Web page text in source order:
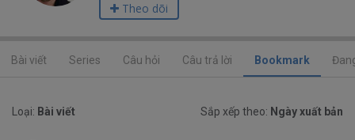
Theo dõi
Bài viết Series Câu hỏi Câu trả lời Bookmark
Loại: Bài viết Sắp xếp theo: Ngày xuất bản